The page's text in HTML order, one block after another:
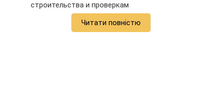
строительства и проверкам
Читати повністю